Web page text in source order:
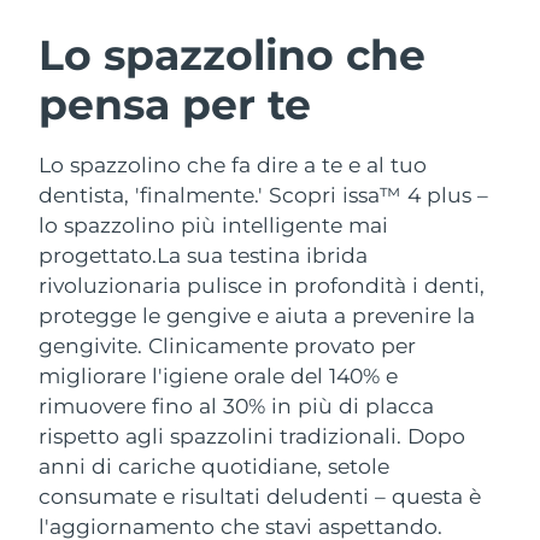
Lo spazzolino che
pensa per te
Lo spazzolino che fa dire a te e al tuo
dentista, 'finalmente.' Scopri issa™ 4 plus –
lo spazzolino più intelligente mai
progettato.La sua testina ibrida
rivoluzionaria pulisce in profondità i denti,
protegge le gengive e aiuta a prevenire la
gengivite. Clinicamente provato per
migliorare l'igiene orale del 140% e
rimuovere fino al 30% in più di placca
rispetto agli spazzolini tradizionali. Dopo
anni di cariche quotidiane, setole
consumate e risultati deludenti – questa è
l'aggiornamento che stavi aspettando.
LUNA™ 4 pacchetto
Anti-aging massage
LUNA™ 4 Plus
Massage, LED heating
LUNA™ 4 Men
For men, anti-aging massage
BEAR™ 2 pacchetto
Microcurrent toning
BEAR™ 2 go
Microcurrent toning on-the-go
BEAR™ 2 eyes & lips
Microcurrent line smoothing device
Idratazione
UFO™ 3 pacchetto
Deep facial hydration
UFO™ 3 LED
Near-infrared and red light therapy
device
Igiene orale
issa™ 4
Hybrid silicone sonic toothbrush
issa™ 4 plus
Smart hybrid silicone sonic toothbrush
TRATTAMENTI ANTI-AGE FAQ™
Anti-age Trattamenti LED
NEW
Austria Consegna stimata
Bahrein Consegna stimata
Belgio
Bermuda Consegna stimata8/16/26
Bosnia ed
Erzegovina
Consegna stimata 8/13/26
Brunei Consegna stimata
Bulgaria Consegna stimata
Canada Consegna stimata
Cile Consegna stimata